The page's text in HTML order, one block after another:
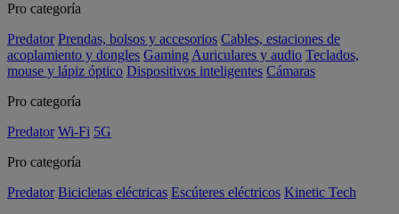
Pro categoría
Predator Prendas, bolsos y accesorios Cables, estaciones de
acoplamiento y dongles Gaming Auriculares y audio Teclados,
mouse y lápiz óptico Dispositivos inteligentes Cámaras
Pro categoría
Predator Wi-Fi 5G
Pro categoría
Predator Bicicletas eléctricas Escúteres eléctricos Kinetic Tech